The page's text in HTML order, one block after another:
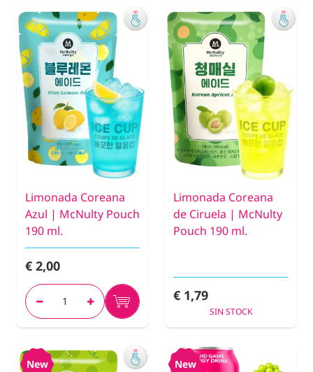
Limonada Coreana
Azul | McNulty Pouch
190 ml.
€ 2,00
Limonada Coreana
de Ciruela | McNulty
Pouch 190 ml.
€ 1,79
SIN STOCK
New New